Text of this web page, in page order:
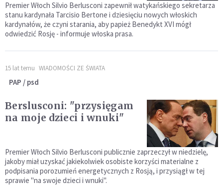
Premier Włoch Silvio Berlusconi zapewnił watykańskiego sekretarza
stanu kardynała Tarcisio Bertone i dziesięciu nowych włoskich
kardynałów, że czyni starania, aby papież Benedykt XVI mógł
odwiedzić Rosję - informuje włoska prasa.
15 lat temu WIADOMOŚCI ZE ŚWIATA
PAP / psd
Berslusconi: "przysięgam
na moje dzieci i wnuki"
Premier Włoch Silvio Berlusconi publicznie zaprzeczył w niedzielę,
jakoby miał uzyskać jakiekolwiek osobiste korzyści materialne z
podpisania porozumień energetycznych z Rosją, i przysiągł w tej
sprawie "na swoje dzieci i wnuki".